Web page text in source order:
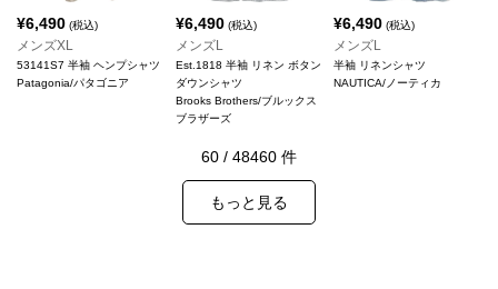
¥6,490 (税込)
メンズXL
53141S7 半袖 ヘンプシャツ
Patagonia/パタゴニア
¥6,490(税込)
メンズL
Est.1818 半袖 リネン ボタン
ダウンシャツ
Brooks Brothers/ブルックス
ブラザーズ
¥6,490 (税込)
メンズL
半袖 リネンシャツ
NAUTICA/ノーティカ
60 / 48460 件
もっと見る